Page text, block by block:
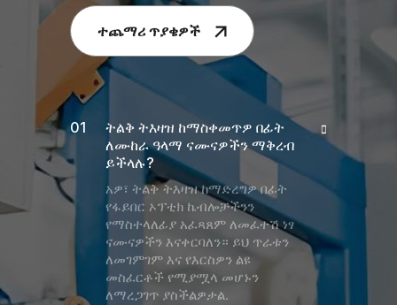
ተጨማሪ ጥያቄዎች
ትልቅ ትእዛዝ ከማስቀመጥዎ በፊት
ለሙከራ ዓላማ ናሙናዎችን ማቅረብ
ይችላሉ?
አዎ፣ ትልቅ ትእዛዝ ከማድረግዎ በፊት
የፋይበር ኦፕቲክ ኬብሎቻችንን
የማስተላለፊያ አፈጻጸም ለመፈተሽ ነፃ
ናሙናዎችን እናቀርባለን። ይህ ጥራቱን
ለመገምገም እና የእርስዎን ልዩ
መስፈርቶች የሚያሟላ መሆኑን
ለማረጋገጥ ያስችልዎታል.